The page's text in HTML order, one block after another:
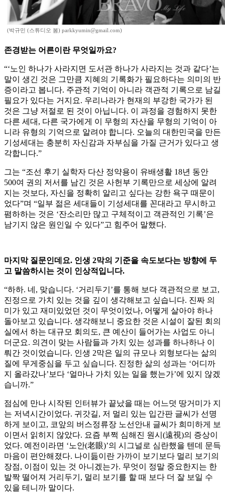
(박규민 (스튜디오 봄) parkkyumin@gmail.com)
존경받는 어른이란 무엇일까요?
“‘노인 하나가 사라지면 도서관 하나가 사라지는 것과 같다’는
말이 생긴 것은 그만큼 지혜의 기록화가 필요하다는 의미의 반
증이라고 봅니다. 주관적 기억이 아니라 객관적 기록으로 남길
필요가 있다는 거지요. 우리나라가 현재의 부강한 국가가 된
것은 그냥 저절로 된 것이 아닙니다. 이 과정을 경험하지 못한
다른 세대, 다른 국가에게 이 무형의 자산을 무형의 기억이 아
니라 유형의 기억으로 알려야 합니다. 오늘의 대한민국을 만든
기성세대는 충분히 자신감과 자부심을 가질 근거가 있다고 생
각합니다.”
그는 “조선 후기 실학자 다산 정약용이 유배생활 18년 동안
500여 권의 저서를 남긴 것은 사헌부 기록만으로 세상에 알려
지는 것보다, 자신을 정확히 알리고 싶다는 강한 욕구 때문이
었다”며 “일부 젊은 세대들이 기성세대를 꼰대라고 무시하고
폄하하는 것은 ‘잔소리만 많고 구체적이고 객관적인 기록’은
남기지 않은 원인일 수 있다”고 힘주어 말했다.
마지막 질문인데요. 인생 2막의 기준을 속도보다는 방향에 두
고 말씀하시는 것이 인상적입니다.
“하하. 네, 맞습니다. ‘거리두기’를 통해 보다 객관적으로 보고,
진정으로 가치 있는 것을 깊이 생각해보고 싶습니다. 진짜 의
미가 있고 재미있었던 것이 무엇이었나, 어떻게 살아야 하나
돌아보고 있습니다. 생각해보니 중요한 것은 시설이 잘된 회의
실에서 하는 대규모 회의도, 큰 예산이 들어가는 사업도 아니
더군요. 의견이 맞는 사람들과 가치 있는 성과를 하나하나 이
뤄간 것이었습니다. 인생 2막은 일의 규모나 외형보다는 삶의
질에 무게중심을 두고 싶습니다. 진정한 삶의 성과는 ‘어디까
지 올라갔나’보다 ‘얼마나 가치 있는 일을 했는가’에 있지 않겠
습니까.”
점심에 만나 시작된 인터뷰가 끝났을 때는 어느덧 땅거미가 지
는 저녁시간이었다. 귀갓길, 저 멀리 있는 입간판 글씨가 선명
하게 보이고, 코앞의 버스정류장 노선안내 글씨가 희미하게 보
이면서 읽히지 않았다. 요즘 부쩍 심해진 원시(遠視)의 증상이
었다. 예전이라면 ‘노안(老眼)’의 시그널로 심란했을 텐데 문득
마음이 편안해졌다. 나이듦이란 가까이 보기보다 멀리 보기의
장점, 이점이 있는 것 아니겠는가. 무엇이 정말 중요한지는 한
발짝 떨어져 거리두기, 멀리 보기를 할 때 보다 더 잘 보일 수
있을 테니까 말이다.